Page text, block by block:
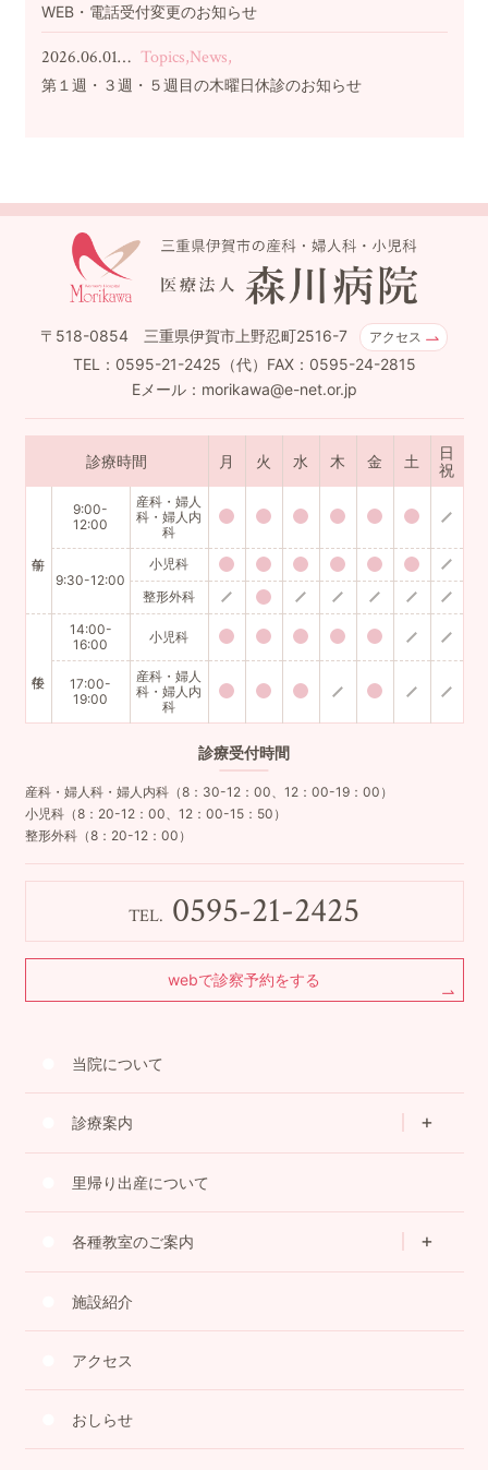
WEB・電話受付変更のお知らせ
2026.06.01… Topics,News,
第１週・３週・５週目の木曜日休診のお知らせ
〒518-0854 三重県伊賀市上野忍町2516-7 アクセス
TEL：0595-21-2425（代）FAX：0595-24-2815
Eメール：morikawa@e-net.or.jp
診療時間 月 火 水 木 金 土
日
祝
9:00-
12:00
産科・婦人
科・婦人内
科
9:30-12:00
小児科
整形外科
14:00-
16:00
小児科
17:00-
19:00
産科・婦人
科・婦人内
科
診療受付時間
産科・婦人科・婦人内科（8：30-12：00、12：00-19：00）
小児科（8：20-12：00、12：00-15：50）
整形外科（8：20-12：00）
TEL. 0595-21-2425
webで診察予約をする
当院について
診療案内
里帰り出産について
各種教室のご案内
施設紹介
アクセス
おしらせ